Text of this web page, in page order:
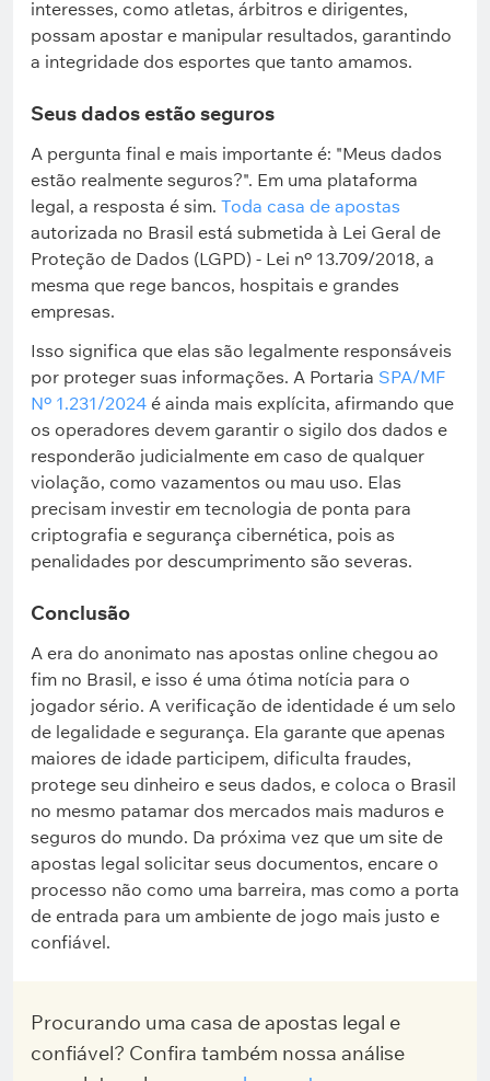
interesses, como atletas, árbitros e dirigentes,
possam apostar e manipular resultados, garantindo
a integridade dos esportes que tanto amamos.
Seus dados estão seguros
A pergunta final e mais importante é: "Meus dados
estão realmente seguros?". Em uma plataforma
legal, a resposta é sim. Toda casa de apostas
autorizada no Brasil está submetida à Lei Geral de
Proteção de Dados (LGPD) - Lei nº 13.709/2018, a
mesma que rege bancos, hospitais e grandes
empresas.
Isso significa que elas são legalmente responsáveis
por proteger suas informações. A Portaria SPA/MF
Nº 1.231/2024 é ainda mais explícita, afirmando que
os operadores devem garantir o sigilo dos dados e
responderão judicialmente em caso de qualquer
violação, como vazamentos ou mau uso. Elas
precisam investir em tecnologia de ponta para
criptografia e segurança cibernética, pois as
penalidades por descumprimento são severas.
Conclusão
A era do anonimato nas apostas online chegou ao
fim no Brasil, e isso é uma ótima notícia para o
jogador sério. A verificação de identidade é um selo
de legalidade e segurança. Ela garante que apenas
maiores de idade participem, dificulta fraudes,
protege seu dinheiro e seus dados, e coloca o Brasil
no mesmo patamar dos mercados mais maduros e
seguros do mundo. Da próxima vez que um site de
apostas legal solicitar seus documentos, encare o
processo não como uma barreira, mas como a porta
de entrada para um ambiente de jogo mais justo e
confiável.
Procurando uma casa de apostas legal e
confiável? Confira também nossa análise